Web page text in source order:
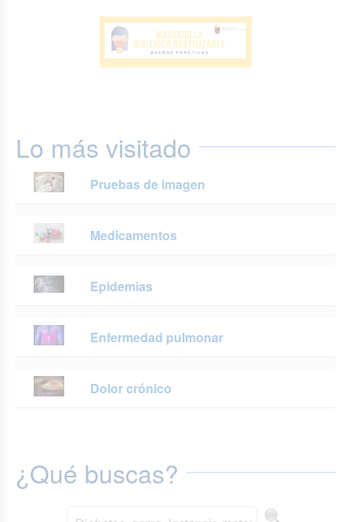
Lo más visitado
Pruebas de imagen
Medicamentos
Epidemias
Enfermedad pulmonar
Dolor crónico
¿Qué buscas?